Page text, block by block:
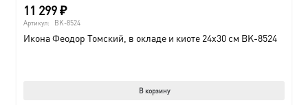
11 299₽
Артикул: BK-8524
Икона Феодор Томский, в окладе и киоте 24х30 см BK-8524
В корзину